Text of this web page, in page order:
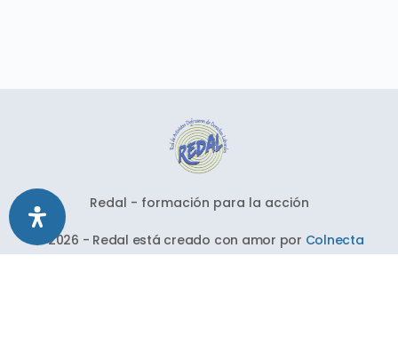
Redal - formación para la acción
© 2026 - Redal está creado con amor por Colnecta